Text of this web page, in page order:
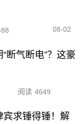
08-02
断气断电”？这豪
阅读 4649
宾求锤得锤！解